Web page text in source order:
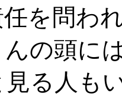
を問わ
んの頭に
る人も